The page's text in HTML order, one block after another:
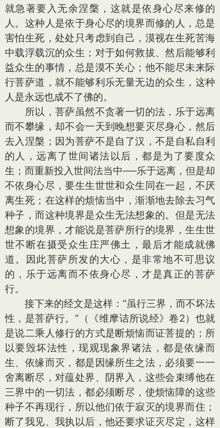
就急著要入无余涅槃，这就是依身心尽来修的
人。这种人是依于身心尽的境界而修的人，总是
害怕生死，处处只考虑到自己，漠视在生死苦海
中载浮载沉的众生；对于如何救拔、然后能够利
益众生的事情，总是漠不关心；他不能尽未来际
行菩萨道，就不能够利乐无量无边的众生，这种
人是永远也成不了佛的。
所以，菩萨虽然不贪著一切的法，乐于远离
而不攀缘，却不会一天到晚想要灭尽身心，然后
去入涅槃；因为菩萨不是自了汉，不是自私自利
的人，远离了世间诸法以后，都是为了要度众
生；而重新投入世间法当中──乐于远离，但是却
不依身心尽，要生生世世和众生同在一起，不厌
离生死；在这样的烦恼当中，渐渐地去除去习气
种子，而这种境界是众生无法想象的。但是无法
想象的境界，才能说是菩萨所行的境界，生生世
世不断在摄受众生庄严佛土，最后才能成就佛
道。因此菩萨所发的大心，是非常地不可思议
的，乐于远离而不依身心尽，才是真正的菩萨
行。
接下来的经文是这样：“虽行三界，而不坏法
性，是菩萨行。”（《维摩诘所说经》卷2）也就
是说二乘人修行的方式是断烦恼而证菩提的；所
以要毁坏法性，现观现象界诸法，都是依缘而
生、依缘而灭，都是因缘所生之法，必须要一一
舍离断尽，对蕴处界、阴界入，这些会束缚他在
三界中的一切法，都必须断尽，使烦恼障的这些
种子不再现行，所以他们依于寂灭的境界而住；
断了我见、我执以后，他还要求证灭尽定，这样